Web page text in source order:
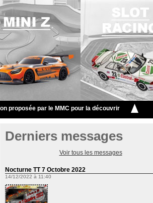
proposée par le MMC pour la découvrir
Derniers messages
Voir tous les messages
Nocturne TT 7 Octobre 2022
14/12/2022 à 11:40